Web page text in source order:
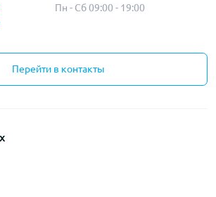
Пн - Сб 09:00 - 19:00
Перейти в контакты